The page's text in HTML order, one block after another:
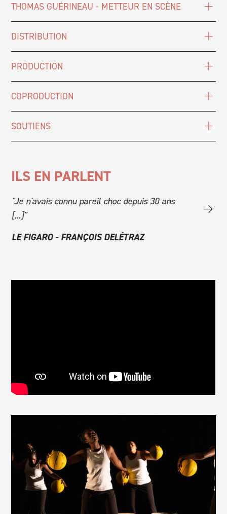
THOMAS GUÉRINEAU - METTEUR EN SCÈNE
DISTRIBUTION
PRODUCTION
COPRODUCTION
SOUTIENS
ILS EN PARLENT
"Je n'avais connu pareil choc depuis 30 ans
[...]"
LE FIGARO - FRANÇOIS DELÉTRAZ